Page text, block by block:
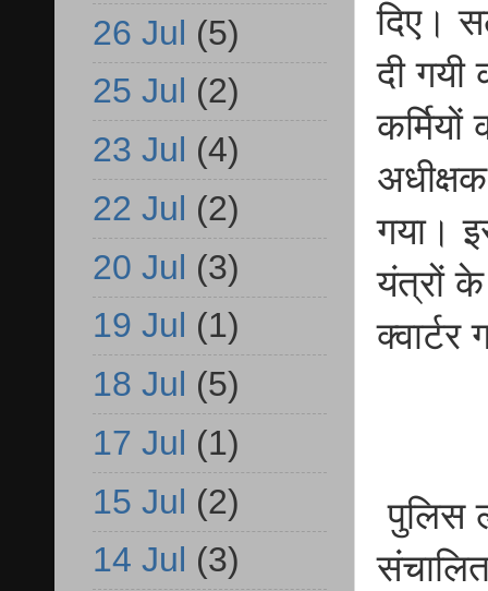
दिए।
दी गयी
गया।
यंत्रों
क्वार्टर
पुलिस
26 Jul (5)
25 Jul (2)
23 Jul (4)
22 Jul (2)
20 Jul (3)
19 Jul (1)
18 Jul (5)
17 Jul (1)
15 Jul (2)
14 Jul (3)